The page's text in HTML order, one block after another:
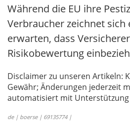
Während die EU ihre
Verbraucher zeichnet
erwarten, dass
Risikobewertung
Disclaimer zu unseren Artikeln:
Gewähr; Änderungen jederzeit
automatisiert mit
de | boerse | 69135774 |